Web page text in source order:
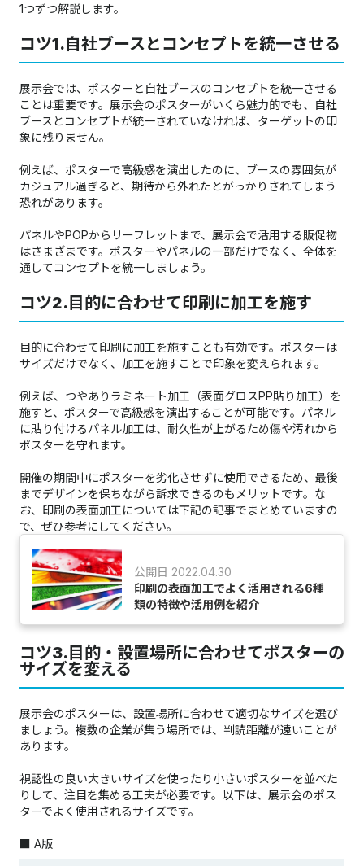
1つずつ解説します。
コツ1.自社ブースとコンセプトを統一させる
展示会では、ポスターと自社ブースのコンセプトを統一させる
ことは重要です。展示会のポスターがいくら魅力的でも、自社
ブースとコンセプトが統一されていなければ、ターゲットの印
象に残りません。
例えば、ポスターで高級感を演出したのに、ブースの雰囲気が
カジュアル過ぎると、期待から外れたとがっかりされてしまう
恐れがあります。
パネルやPOPからリーフレットまで、展示会で活用する販促物
はさまざまです。ポスターやパネルの一部だけでなく、全体を
通してコンセプトを統一しましょう。
コツ2.目的に合わせて印刷に加工を施す
目的に合わせて印刷に加工を施すことも有効です。ポスターは
サイズだけでなく、加工を施すことで印象を変えられます。
例えば、つやありラミネート加工（表面グロスPP貼り加工）を
施すと、ポスターで高級感を演出することが可能です。パネル
に貼り付けるパネル加工は、耐久性が上がるため傷や汚れから
ポスターを守れます。
開催の期間中にポスターを劣化させずに使用できるため、最後
までデザインを保ちながら訴求できるのもメリットです。な
お、印刷の表面加工については下記の記事でまとめていますの
で、ぜひ参考にしてください。
公開日 2022.04.30
印刷の表面加工でよく活用される6種
類の特徴や活用例を紹介
コツ3.目的・設置場所に合わせてポスターの
サイズを変える
展示会のポスターは、設置場所に合わせて適切なサイズを選び
ましょう。複数の企業が集う場所では、判読距離が遠いことが
あります。
視認性の良い大きいサイズを使ったり小さいポスターを並べた
りして、注目を集める工夫が必要です。​​​​​​​以下は、展示会のポス
ターでよく使用されるサイズです。
■ A版